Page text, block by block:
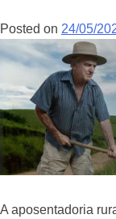
Posted on 24/05/
A aposentadoria